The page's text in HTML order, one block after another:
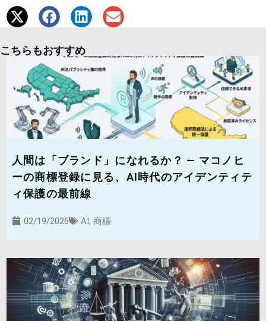
こちらもおすすめ
人間は「ブランド」になれるか？ — マコノヒ
ーの商標登録に見る、AI時代のアイデンティテ
ィ保護の最前線
02/19/2026 AI, 商標